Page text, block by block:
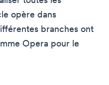
opère dans
branches ont
Opera pour le